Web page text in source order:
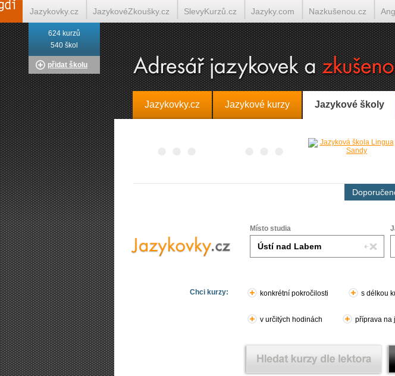
Jazykovky.cz Jazykové kurzy Jazykové školy
Místo studia
Chci kurzy: konkrétní pokročilosti s délkou
v určitých hodinách příprava na
624 kurzů
540 škol
přidat školu
Jazykovky.cz JazykovéZkoušky.cz SlevyKurzů.cz Jazyky.com Nazkušenou.cz
Italština on-line Tlumočení-Překlady.cz Překládá.cz Tlumočí.cz